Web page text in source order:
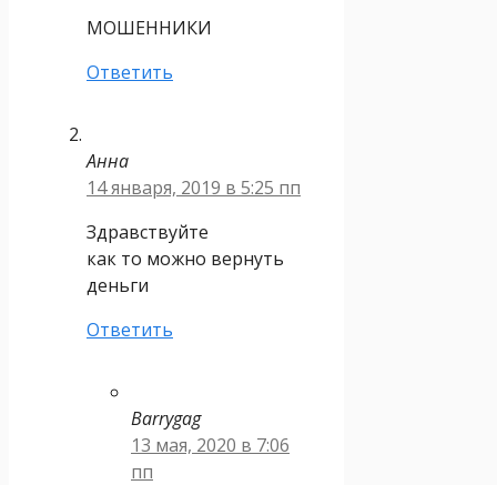
МОШЕННИКИ
Ответить
Анна
14 января, 2019 в 5:25 пп
Здравствуйте
как то можно вернуть
деньги
Ответить
Barrygag
13 мая, 2020 в 7:06
пп